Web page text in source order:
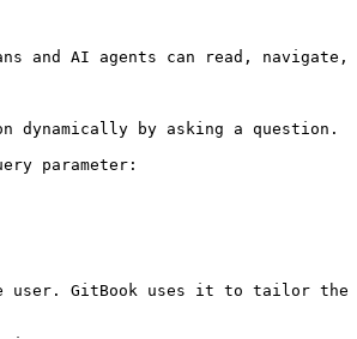
and AI agents can read, navigate,
by asking a question.
parameter:
GitBook uses it to tailor the